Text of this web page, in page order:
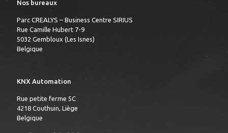
Nos bureaux
Parc CREALYS – Business Centre SIRIUS
Rue Camille Hubert 7-9
5032 Gembloux (Les Isnes)
Belgique
KNX Automation
Rue petite ferme 5C
4218 Couthuin, Liège
Belgique